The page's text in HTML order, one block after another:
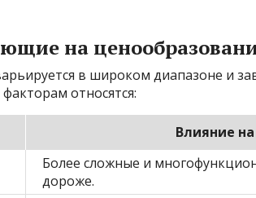
на
в широком диапазоне и
относятся:
Влияние
Более сложные и
дороже.